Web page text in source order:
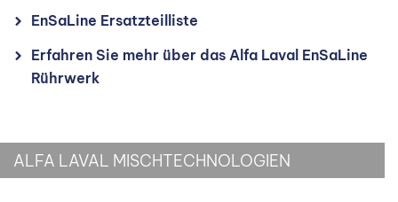
EnSaLine Ersatzteilliste
Erfahren Sie mehr über das Alfa Laval EnSaLine
Rührwerk
ALFA LAVAL MISCHTECHNOLOGIEN